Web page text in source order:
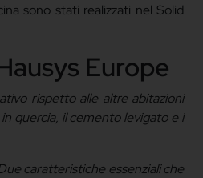
sono stati realizzati nel Solid
Europe
rispetto alle altre abitazioni
quercia, il cemento levigato e i
caratteristiche essenziali che